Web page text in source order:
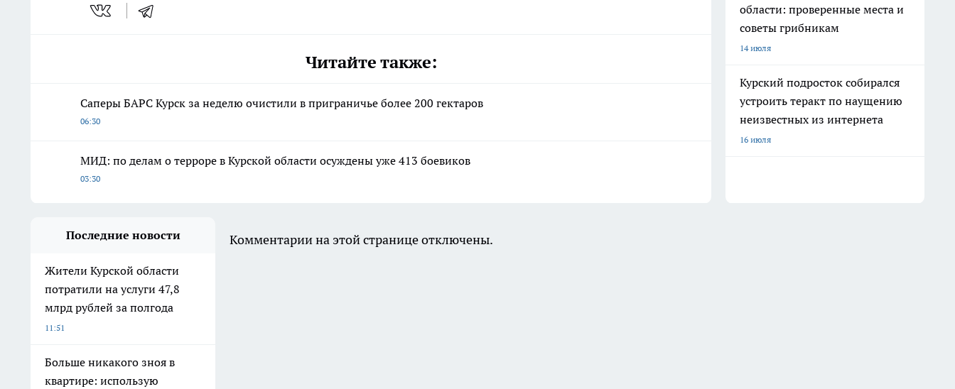
Читайте также:
Саперы БАРС Курск за неделю очистили в приграничье более 200 гектаров
06:30
МИД: по делам о терроре в Курской области осуждены уже 413 боевиков
03:30
области: проверенные места и
советы грибникам
14 июля
Курский подросток собирался
устроить теракт по наущению
неизвестных из интернета
16 июля
Последние новости
Жители Курской области
потратили на услуги 47,8
млрд рублей за полгода
11:51
Больше никакого зноя в
квартире: использую
Комментарии на этой странице отключены.